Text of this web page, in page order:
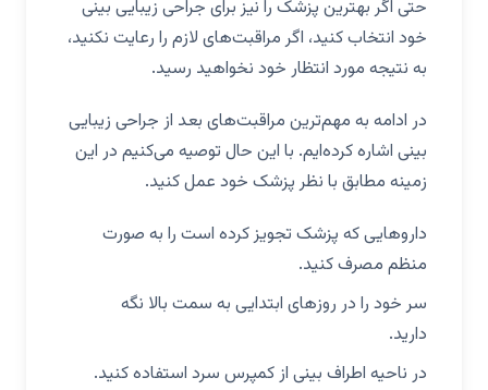
حتی اگر بهترین پزشک را نیز برای جراحی زیبایی بینی
خود انتخاب کنید، اگر مراقبت‌های لازم را رعایت نکنید،
به نتیجه مورد انتظار خود نخواهید رسید.
در ادامه به مهم‌ترین مراقبت‌های بعد از جراحی زیبایی
بینی اشاره کرده‌ایم. با این حال توصیه می‌کنیم در این
زمینه مطابق با نظر پزشک خود عمل کنید.
داروهایی که پزشک تجویز کرده است را به صورت
منظم مصرف کنید.
سر خود را در روزهای ابتدایی به سمت بالا نگه
دارید.
در ناحیه اطراف بینی از کمپرس سرد استفاده کنید.